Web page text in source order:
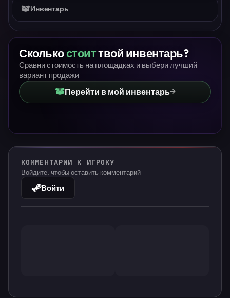
Инвентарь
Сколькостоиттвой инвентарь?
Сравни стоимость на площадках и выбери лучший
вариант продажи
Перейти в мой инвентарь
КОММЕНТАРИИ К ИГРОКУ
Войдите, чтобы оставить комментарий
Войти